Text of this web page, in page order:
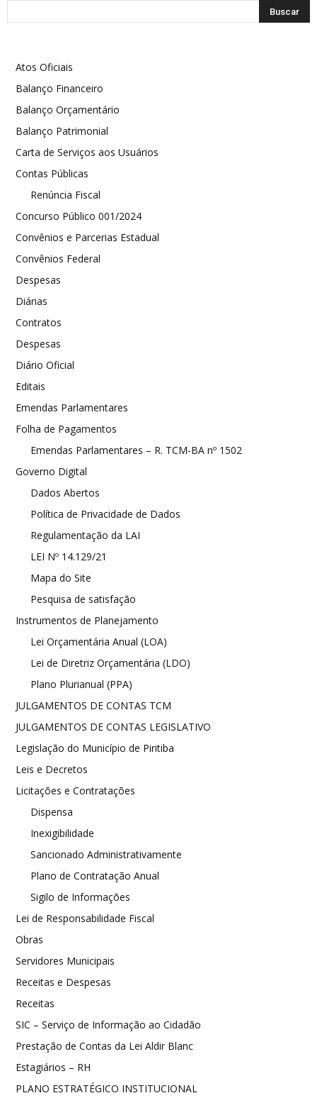
Atos Oficiais
Balanço Financeiro
Balanço Orçamentário
Balanço Patrimonial
Carta de Serviços aos Usuários
Contas Públicas
Renúncia Fiscal
Concurso Público 001/2024
Convênios e Parcerias Estadual
Convênios Federal
Despesas
Diárias
Contratos
Despesas
Diário Oficial
Editais
Emendas Parlamentares
Folha de Pagamentos
Emendas Parlamentares – R. TCM-BA nº 1502
Governo Digital
Dados Abertos
Política de Privacidade de Dados
Regulamentação da LAI
LEI Nº 14.129/21
Mapa do Site
Pesquisa de satisfação
Instrumentos de Planejamento
Lei Orçamentária Anual (LOA)
Lei de Diretriz Orçamentária (LDO)
Plano Plurianual (PPA)
JULGAMENTOS DE CONTAS TCM
JULGAMENTOS DE CONTAS LEGISLATIVO
Legislação do Município de Piritiba
Leis e Decretos
Licitações e Contratações
Dispensa
Inexigibilidade
Sancionado Administrativamente
Plano de Contratação Anual
Sigilo de Informações
Lei de Responsabilidade Fiscal
Obras
Servidores Municipais
Receitas e Despesas
Receitas
SIC – Serviço de Informação ao Cidadão
Prestação de Contas da Lei Aldir Blanc
Estagiários – RH
PLANO ESTRATÉGICO INSTITUCIONAL